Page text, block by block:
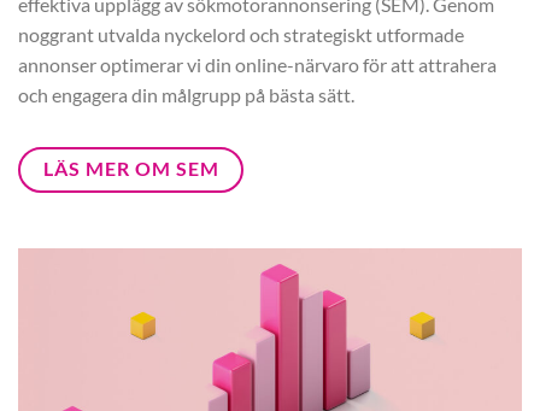
noggrant utvalda nyckelord och strategiskt utformade
annonser optimerar vi din online-närvaro för att attrahera
och engagera din målgrupp på bästa sätt.
LÄS MER OM SEM